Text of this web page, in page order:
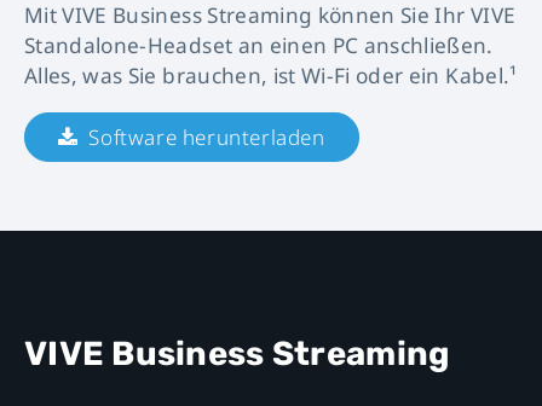
3
VIVE
Mit VIVE Business Streaming können Sie Ihr VIVE
Standalone-Headset an einen PC anschließen.
Alles, was Sie brauchen, ist Wi-Fi oder ein Kabel.¹
Software herunterladen
VIVE Business Streaming